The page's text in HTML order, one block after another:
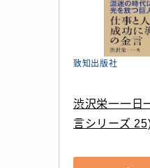
致知出版社
渋沢栄一一日
言シリーズ